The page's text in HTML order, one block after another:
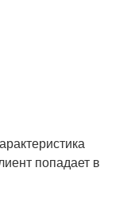
попадает в